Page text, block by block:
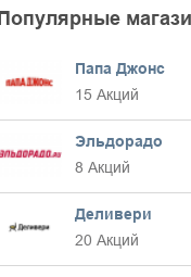
Популярные
Папа Джонс
15 Акций
Эльдорадо
8 Акций
Деливери
20 Акций